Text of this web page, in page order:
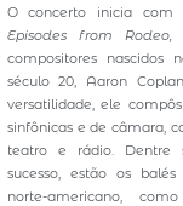
O concerto inicia com
Episodes from
compositores nascidos
século 20, Aaron
versatilidade, ele
sinfônicas e de câmara,
teatro e rádio. Dentre
sucesso, estão os
norte-americano,